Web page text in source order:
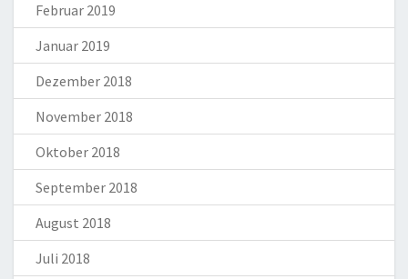
Februar 2019
Januar 2019
Dezember 2018
November 2018
Oktober 2018
September 2018
August 2018
Juli 2018